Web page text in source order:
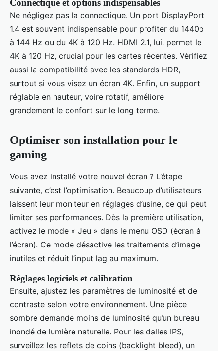
Connectique et options indispensables
Ne négligez pas la connectique. Un port DisplayPort
1.4 est souvent indispensable pour profiter du 1440p
à 144 Hz ou du 4K à 120 Hz. HDMI 2.1, lui, permet le
4K à 120 Hz, crucial pour les cartes récentes. Vérifiez
aussi la compatibilité avec les standards HDR,
surtout si vous visez un écran 4K. Enfin, un support
réglable en hauteur, voire rotatif, améliore
grandement le confort sur le long terme.
Optimiser son installation pour le
gaming
Vous avez installé votre nouvel écran ? L’étape
suivante, c’est l’optimisation. Beaucoup d’utilisateurs
laissent leur moniteur en réglages d’usine, ce qui peut
limiter ses performances. Dès la première utilisation,
activez le mode « Jeu » dans le menu OSD (écran à
l’écran). Ce mode désactive les traitements d’image
inutiles et réduit l’input lag au maximum.
Réglages logiciels et calibration
Ensuite, ajustez les paramètres de luminosité et de
contraste selon votre environnement. Une pièce
sombre demande moins de luminosité qu’un bureau
inondé de lumière naturelle. Pour les dalles IPS,
surveillez les reflets de coins (backlight bleed), un